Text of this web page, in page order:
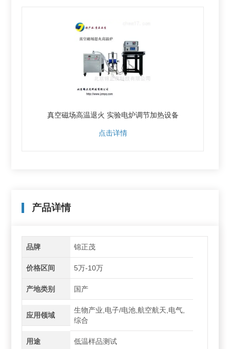
真空磁场高温退火 实验电炉调节加热设备
点击详情
产品详情
品牌 锦正茂
价格区间 5万-10万
产地类别 国产
应用领域
生物产业,电子/电池,航空航天,电气,
综合
用途 低温样品测试